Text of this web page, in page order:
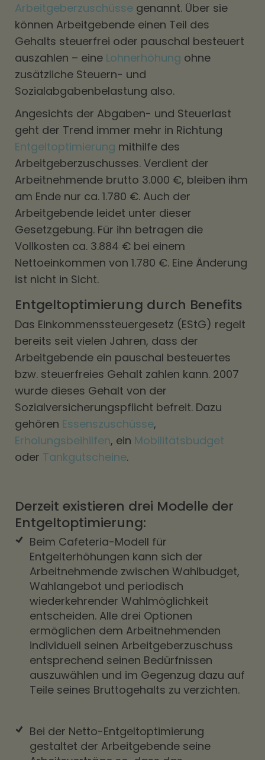
Arbeitgeberzuschüsse genannt. Über sie
können Arbeitgebende einen Teil des
Gehalts steuerfrei oder pauschal besteuert
auszahlen – eine Lohnerhöhung ohne
zusätzliche Steuern- und
Sozialabgabenbelastung also.
Angesichts der Abgaben- und Steuerlast
geht der Trend immer mehr in Richtung
Entgeltoptimierung mithilfe des
Arbeitgeberzuschusses. Verdient der
Arbeitnehmende brutto 3.000 €, bleiben ihm
am Ende nur ca. 1.780 €. Auch der
Arbeitgebende leidet unter dieser
Gesetzgebung. Für ihn betragen die
Vollkosten ca. 3.884 € bei einem
Nettoeinkommen von 1.780 €. Eine Änderung
ist nicht in Sicht.
Entgeltoptimierung durch Benefits
Das Einkommenssteuergesetz (EStG) regelt
bereits seit vielen Jahren, dass der
Arbeitgebende ein pauschal besteuertes
bzw. steuerfreies Gehalt zahlen kann. 2007
wurde dieses Gehalt von der
Sozialversicherungspflicht befreit. Dazu
gehören Essenszuschüsse,
Erholungsbeihilfen, ein Mobilitätsbudget
oder Tankgutscheine.
Derzeit existieren drei Modelle der
Entgeltoptimierung:
Beim Cafeteria-Modell für
Entgelterhöhungen kann sich der
Arbeitnehmende zwischen Wahlbudget,
Wahlangebot und periodisch
wiederkehrender Wahlmöglichkeit
entscheiden. Alle drei Optionen
ermöglichen dem Arbeitnehmenden
individuell seinen Arbeitgeberzuschuss
entsprechend seinen Bedürfnissen
auszuwählen und im Gegenzug dazu auf
Teile seines Bruttogehalts zu verzichten.
Bei der Netto-Entgeltoptimierung
gestaltet der Arbeitgebende seine